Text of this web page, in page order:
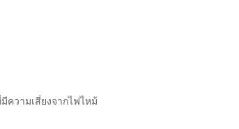
ความเสี่ยงจากไฟไหม้